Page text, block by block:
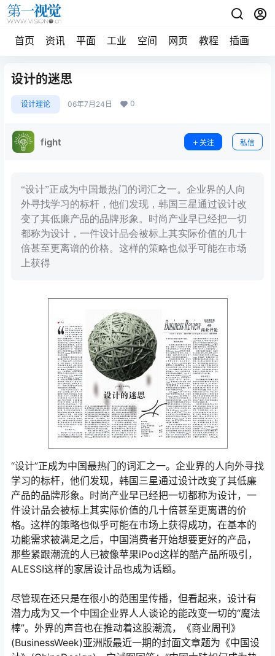
首页 资讯 平面 工业 空间 网页 教程 插画
设计的迷思
设计理论 06年7月24日 0
fight 关注 私信
“设计”正成为中国最热门的词汇之一。企业界的人向
外寻找学习的标杆，他们发现，韩国三星通过设计改
变了其低廉产品的品牌形象。时尚产业早已经把一切
都称为设计，一件设计品会被标上其实际价值的几十
倍甚至更离谱的价格。这样的策略也似乎可能在市场
上获得
“设计”正成为中国最热门的词汇之一。企业界的人向外寻找
学习的标杆，他们发现，韩国三星通过设计改变了其低廉
产品的品牌形象。时尚产业早已经把一切都称为设计，一
件设计品会被标上其实际价值的几十倍甚至更离谱的价
格。这样的策略也似乎可能在市场上获得成功，在基本的
功能需求被满足之后，中国消费者开始想要更好的产品，
那些紧跟潮流的人已被像苹果iPod这样的酷产品所吸引，
ALESSI这样的家居设计品也成为话题。
尽管现在还只是在很小的范围里传播，但看起来，设计有
潜力成为又一个中国企业界人人谈论的能改变一切的“魔法
棒”。外界的声音也在推动着这股潮流，《商业周刊》
(BusinessWeek)亚洲版最近一期的封面文章题为《中国设